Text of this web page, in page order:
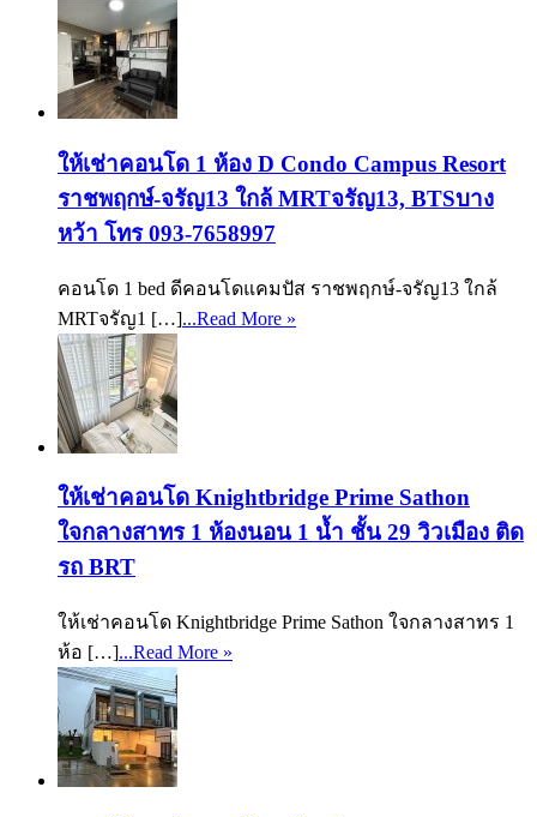
ให้เช่าคอนโด 1 ห้อง D Condo Campus Resort
ราชพฤกษ์-จรัญ13 ใกล้ MRTจรัญ13, BTSบาง
หว้า โทร 093-7658997
คอนโด 1 bed ดีคอนโดแคมปัส ราชพฤกษ์-จรัญ13 ใกล้
MRTจรัญ1 […]...Read More »
ให้เช่าคอนโด Knightbridge Prime Sathon
ใจกลางสาทร 1 ห้องนอน 1 น้ำ ชั้น 29 วิวเมือง ติด
รถ BRT
ให้เช่าคอนโด Knightbridge Prime Sathon ใจกลางสาทร 1
ห้อ […]...Read More »